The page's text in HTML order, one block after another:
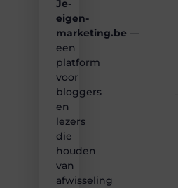
Je-
eigen-
marketing.be —
een
platform
voor
bloggers
en
lezers
die
houden
van
afwisseling